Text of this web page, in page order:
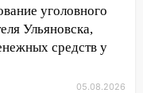
коршун
помогли
уголовного
Ульяновска,
средств у
05.08.2026